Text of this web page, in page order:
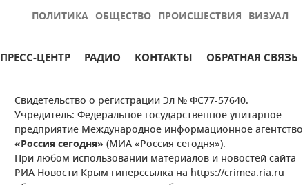
ПОЛИТИКА ОБЩЕСТВО ПРОИСШЕСТВИЯ ВИЗУАЛ
ПРЕСС-ЦЕНТР РАДИО КОНТАКТЫ ОБРАТНАЯ СВЯЗЬ
Свидетельство о регистрации Эл № ФС77-57640.
Учредитель: Федеральное государственное унитарное
предприятие Международное информационное агентство
«Россия сегодня» (МИА «Россия сегодня»).
При любом использовании материалов и новостей сайта
РИА Новости Крым гиперссылка на https://crimea.ria.ru